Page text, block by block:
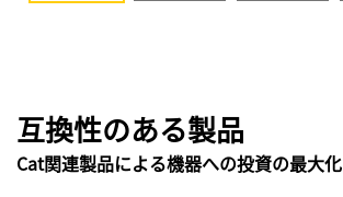
互換性のある製品
Cat関連製品による機器への投資の最大化